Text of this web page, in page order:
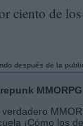
ciento de
después de la
MMORPG
verdadero
¡Cómo los